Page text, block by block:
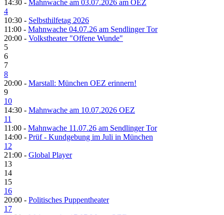
14:30 - Mahnwache am 03.07.2026 am OEZ
4
10:30 - Selbsthilfetag 2026
11:00 - Mahnwache 04.07.26 am Sendlinger Tor
20:00 - Volkstheater "Offene Wunde"
5
6
7
8
20:00 - Marstall: München OEZ erinnern!
9
10
14:30 - Mahnwache am 10.07.2026 OEZ
11
11:00 - Mahnwache 11.07.26 am Sendlinger Tor
14:00 - Prüf - Kundgebung im Juli in München
12
21:00 - Global Player
13
14
15
16
20:00 - Politisches Puppentheater
17